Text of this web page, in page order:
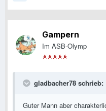
Gampern
Im ASB-Olymp
gladbacher78 schrieb:
Guter Mann aber